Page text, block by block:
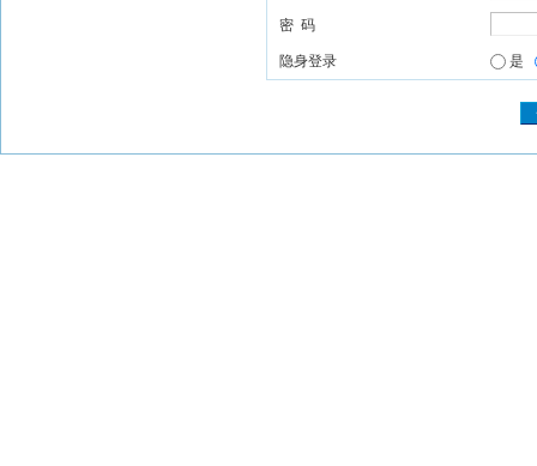
密 码
隐身登录 是